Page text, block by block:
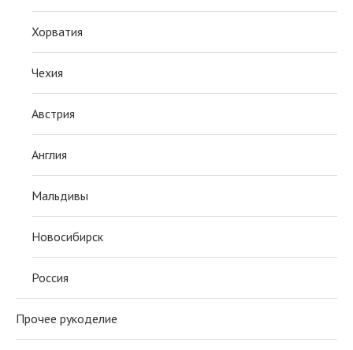
Хорватия
Чехия
Австрия
Англия
Мальдивы
Новосибирск
Россия
Прочее рукоделие